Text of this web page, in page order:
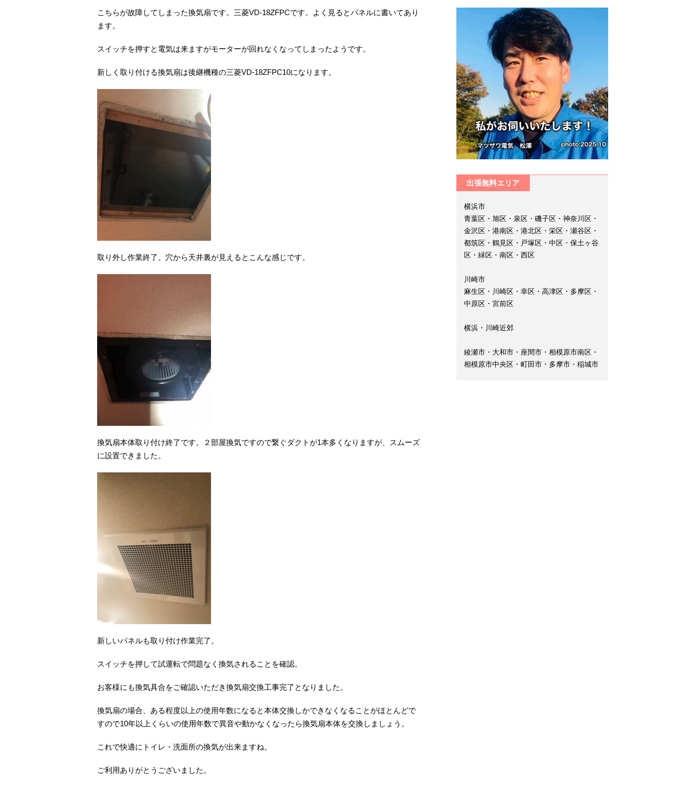
こちらが故障してしまった換気扇です。三菱VD-18ZFPCです。よく見るとパネルに書いてあり
ます。
スイッチを押すと電気は来ますがモーターが回れなくなってしまったようです。
新しく取り付ける換気扇は後継機種の三菱VD-18ZFPC10になります。
取り外し作業終了。穴から天井裏が見えるとこんな感じです。
換気扇本体取り付け終了です。２部屋換気ですので繋ぐダクトが1本多くなりますが、スムーズ
に設置できました。
新しいパネルも取り付け作業完了。
スイッチを押して試運転で問題なく換気されることを確認。
お客様にも換気具合をご確認いただき換気扇交換工事完了となりました。
換気扇の場合、ある程度以上の使用年数になると本体交換しかできなくなることがほとんどで
すので10年以上くらいの使用年数で異音や動かなくなったら換気扇本体を交換しましょう。
これで快適にトイレ・洗面所の換気が出来ますね。
ご利用ありがとうございました。
出張無料エリア
横浜市
青葉区・旭区・泉区・磯子区・神奈川区・
金沢区・港南区・港北区・栄区・瀬谷区・
都筑区・鶴見区・戸塚区・中区・保土ヶ谷
区・緑区・南区・西区
川崎市
麻生区・川崎区・幸区・高津区・多摩区・
中原区・宮前区
横浜・川崎近郊
綾瀬市・大和市・座間市・相模原市南区・
相模原市中央区・町田市・多摩市・稲城市